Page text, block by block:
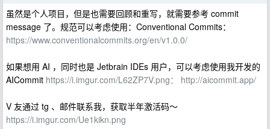
虽然是个人项目，但是也需要回顾和重写，就需要参考 commit
message 了。规范可以考虑使用：Conventional Commits：
https://www.conventionalcommits.org/en/v1.0.0/
如果想用 AI ，同时也是 Jetbrain IDEs 用户，可以考虑使用我开发的
AICommit https://i.imgur.com/L62ZP7V.png： http://aicommit.app/
V 友通过 tg 、邮件联系我，获取半年激活码～
https://i.imgur.com/Ue1kikn.png